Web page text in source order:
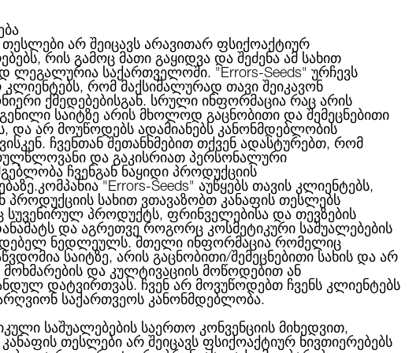
ABOUT US CATEGORIES ᲑᲠᲔᲜᲓᲔᲑᲘ ᲑᲚᲝᲒᲘ ᲙᲝᲜᲢᲐᲥᲢᲘ
თესლები არ შეიცავს არავითარ ფსიქოაქტიურ
რის გამოც მათი გაყიდვა და შეძენა ამ სახით
ლეგალურია საქართველოში. "Errors-Seeds" ურჩევს
კლიენტებს, რომ მაქსიმალურად თავი შეიკავონ
ქმედებებისგან. სრული ინფორმაცია რაც არის
საიტზე არის მხოლოდ გაცნობითი და შემეცნებითი
და არ მოუწოდებს ადამიანებს კანონმდებლობის
ჩვენთან შეთანხმებით თქვენ ადასტურებთ, რომ
და გაკისრიათ პერსონალური
ჩვენგან ნაყიდი პროდუქციის
"Errors-Seeds" აუწყებს თავის კლიენტებს,
პროდუქციის სახით ვთავაზობთ კანაფის თესლებს
პროდუქტს, ფრინველებისა და თევზების
და აგრეთვე როგორც კოსმეტიკური საშუალებების
ნედლეულს. მთელი ინფორმაცია რომელიც
საიტზე, არის გაცნობითი/შემეცნებითი სახის და არ
მოხმარების და კულტივაციის მოწოდებით ან
დატვირთვას. ჩვენ არ მოვუწოდებთ ჩვენს კლიენტებს
საქართვეოს კანონმდებლობა.
საშუალებების საერთო კონვენციის მიხედვით,
კანაფის თესლები არ შეიცავს ფსიქოაქტიურ ნივთიერებებს
Far Out Feminised
FAR OUT FEMINISED
66.00ლ არ გვაქვს
ბრენდი: Mandala Seeds